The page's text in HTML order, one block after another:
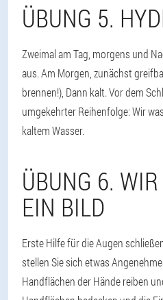
ÜBUNG 5.
Zweimal am Tag, morgens und
aus. Am Morgen, zunächst
brennen!), Dann kalt. Vor dem
umgekehrter Reihenfolge: Wir
kaltem Wasser.
ÜBUNG 6.
EIN BILD
Erste Hilfe für die Augen
stellen Sie sich etwas
Handflächen der Hände reiben